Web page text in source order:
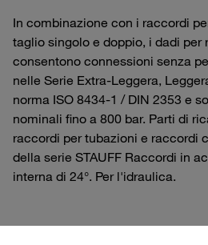
In combinazione con i raccordi
taglio singolo e doppio, i dadi per
consentono connessioni senza
nelle Serie Extra-Leggera,
norma ISO 8434-1 / DIN 2353 e
nominali fino a 800 bar. Parti di
raccordi per tubazioni e raccordi
della serie STAUFF Raccordi in
interna di 24°. Per l'idraulica.